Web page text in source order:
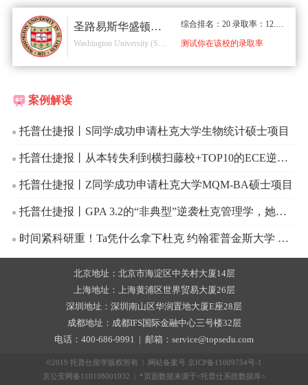
圣路易斯华盛顿大学
Washington University (St. Louis)
综合排名：20 录取率：12.00%
测试你在该校的录取率
案例解读
托普仕捷报丨S同学成功申请杜克大学生物统计硕士项目
托普仕捷报丨从本转失利到横扫藤校+TOP10的ECE逆袭之路
托普仕捷报丨Z同学成功申请杜克大学MQM-BA硕士项目
托普仕捷报丨GPA 3.2的“非典型”逆袭杜克管理学，她做对了什么？
时间紧科研重！Ta凭什么拿下杜克 约翰霍普金斯大学 等顶尖录取
北京地址：北京市海淀区中关村大厦14层
上海地址：上海黄浦区世界贸易大厦26层
深圳地址：深圳南山区华润置地大厦E座28层
成都地址：成都IFS国际金融中心三号楼32层
电话：400-686-9991 | 邮箱：service@topsedu.com
©2019 托普仕留学版权所有 | 网站备案号 京ICP备11009754号-1
京公安网备110108001932 | *页面数据来源于<托普仕系统数据库>